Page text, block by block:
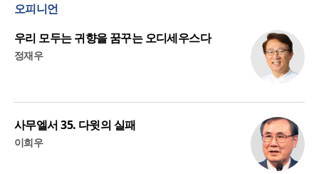
오피니언
우리 모두는 귀향을 꿈꾸는 오디세우스다
정재우
사무엘서 35. 다윗의 실패
이희우